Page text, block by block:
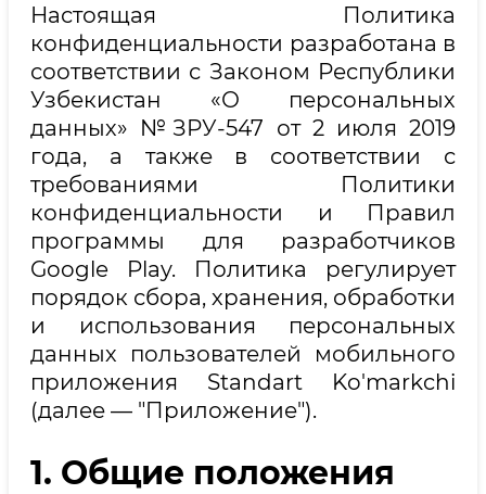
Настоящая Политика
конфиденциальности разработана в
соответствии с Законом Республики
Узбекистан «О персональных
данных» №ЗРУ-547 от 2 июля 2019
года, а также в соответствии с
требованиями Политики
конфиденциальности и Правил
программы для разработчиков
Google Play. Политика регулирует
порядок сбора, хранения, обработки
и использования персональных
данных пользователей мобильного
приложения Standart Ko'markchi
(далее — "Приложение").
1. Общие положения